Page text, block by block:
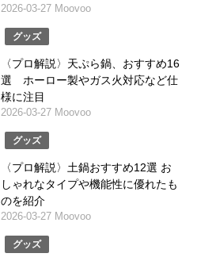
2026-03-27 Moovoo
グッズ
〈プロ解説〉天ぷら鍋、おすすめ16
選 ホーロー製やガス火対応など仕
様に注目
2026-03-27 Moovoo
グッズ
〈プロ解説〉土鍋おすすめ12選 お
しゃれなタイプや機能性に優れたも
のを紹介
2026-03-27 Moovoo
グッズ